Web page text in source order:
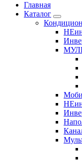
Главная
Каталог